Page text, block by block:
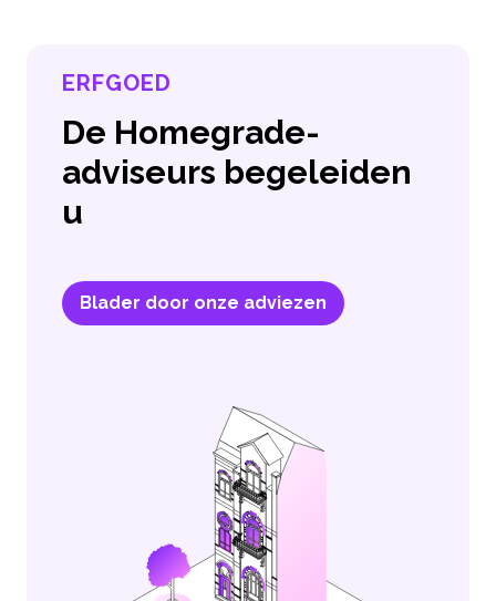
ERFGOED
De Homegrade-
adviseurs begeleiden
u
Blader door onze adviezen